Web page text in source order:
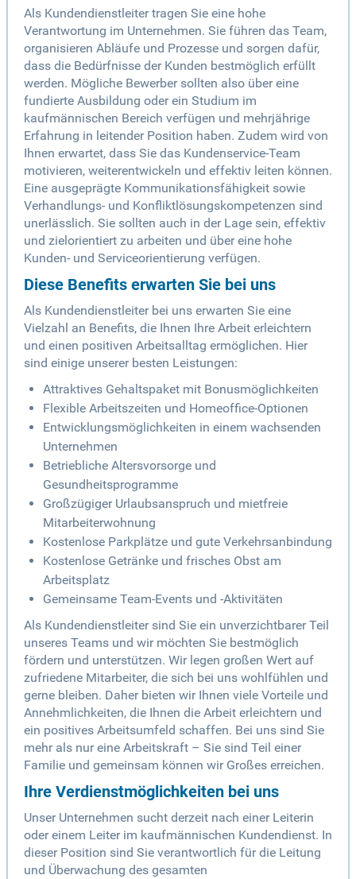
Als Kundendienstleiter tragen Sie eine hohe
Verantwortung im Unternehmen. Sie führen das Team,
organisieren Abläufe und Prozesse und sorgen dafür,
dass die Bedürfnisse der Kunden bestmöglich erfüllt
werden. Mögliche Bewerber sollten also über eine
fundierte Ausbildung oder ein Studium im
kaufmännischen Bereich verfügen und mehrjährige
Erfahrung in leitender Position haben. Zudem wird von
Ihnen erwartet, dass Sie das Kundenservice-Team
motivieren, weiterentwickeln und effektiv leiten können.
Eine ausgeprägte Kommunikationsfähigkeit sowie
Verhandlungs- und Konfliktlösungskompetenzen sind
unerlässlich. Sie sollten auch in der Lage sein, effektiv
und zielorientiert zu arbeiten und über eine hohe
Kunden- und Serviceorientierung verfügen.
Diese Benefits erwarten Sie bei uns
Als Kundendienstleiter bei uns erwarten Sie eine
Vielzahl an Benefits, die Ihnen Ihre Arbeit erleichtern
und einen positiven Arbeitsalltag ermöglichen. Hier
sind einige unserer besten Leistungen:
Attraktives Gehaltspaket mit Bonusmöglichkeiten
Flexible Arbeitszeiten und Homeoffice-Optionen
Entwicklungsmöglichkeiten in einem wachsenden
Unternehmen
Betriebliche Altersvorsorge und
Gesundheitsprogramme
Großzügiger Urlaubsanspruch und mietfreie
Mitarbeiterwohnung
Kostenlose Parkplätze und gute Verkehrsanbindung
Kostenlose Getränke und frisches Obst am
Arbeitsplatz
Gemeinsame Team-Events und -Aktivitäten
Als Kundendienstleiter sind Sie ein unverzichtbarer Teil
unseres Teams und wir möchten Sie bestmöglich
fördern und unterstützen. Wir legen großen Wert auf
zufriedene Mitarbeiter, die sich bei uns wohlfühlen und
gerne bleiben. Daher bieten wir Ihnen viele Vorteile und
Annehmlichkeiten, die Ihnen die Arbeit erleichtern und
ein positives Arbeitsumfeld schaffen. Bei uns sind Sie
mehr als nur eine Arbeitskraft – Sie sind Teil einer
Familie und gemeinsam können wir Großes erreichen.
Ihre Verdienstmöglichkeiten bei uns
Unser Unternehmen sucht derzeit nach einer Leiterin
oder einem Leiter im kaufmännischen Kundendienst. In
dieser Position sind Sie verantwortlich für die Leitung
und Überwachung des gesamten